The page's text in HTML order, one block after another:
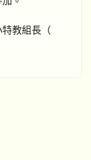
教組長（